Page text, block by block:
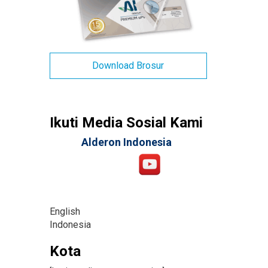
Download Brosur
Ikuti Media Sosial Kami
Alderon Indonesia
English
Indonesia
Kota